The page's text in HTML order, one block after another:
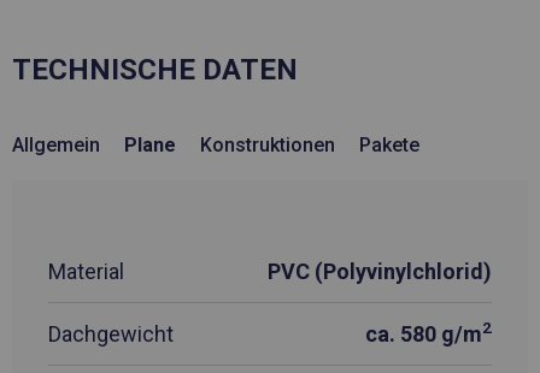
TECHNISCHE DATEN
Allgemein Plane Konstruktionen Pakete
Material PVC (Polyvinylchlorid)
Dachgewicht ca. 580 g/m2